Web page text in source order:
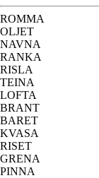
ROMMA
OLJET
NAVNA
RANKA
RISLA
TEINA
LOFTA
BRANT
BARET
KVASA
RISET
GRENA
PINNA